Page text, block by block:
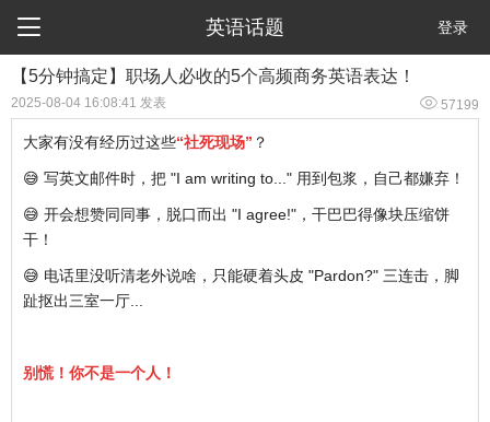
 英语话题 登录
【5分钟搞定】职场人必收的5个高频商务英语表达！
2025-08-04 16:08:41 发表  57199
大家有没有经历过这些“社死现场” ？
😅 写英文邮件时，把 "I am writing to..." 用到包浆，自己都嫌弃！
😅 开会想赞同同事，脱口而出 "I agree!"，干巴巴得像块压缩饼
干！
😅 电话里没听清老外说啥，只能硬着头皮 "Pardon?" 三连击，脚
趾抠出三室一厅...
别慌！你不是一个人！